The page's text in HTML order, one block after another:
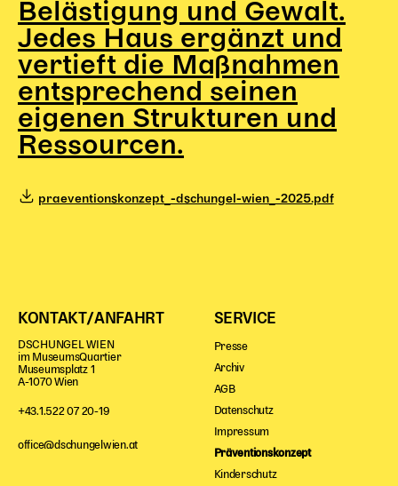
PÄDAGOGIK
Kunst + Wissen
Rund um den Vorstellungsbesuch
Begleitmaterial
TheaterPaket
Partnerklasse + Partnerschule
Probenklasse
PädagogikClub
Sommerfest
Open House
Belästigung und Gewalt.
Jedes Haus ergänzt und
vertieft die Maßnahmen
entsprechend seinen
eigenen Strukturen und
Ressourcen.
praeventionskonzept_-dschungel-wien_-2025.pdf
KONTAKT/ANFAHRT
DSCHUNGEL WIEN
im MuseumsQuartier
Museumsplatz 1
A-1070 Wien
+43.1.522 07 20-19
office@dschungelwien.at
SERVICE
Presse
Archiv
AGB
Datenschutz
Impressum
Präventionskonzept
Kinderschutz